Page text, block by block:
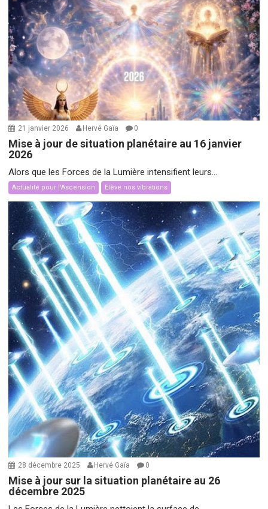
21 janvier 2026 Hervé Gaïa 0
Mise à jour de situation planétaire au 16 janvier
2026
Alors que les Forces de la Lumière intensifient leurs...
Actualité pour l'Ascension Elève nos vibrations
28 décembre 2025 Hervé Gaïa 0
Mise à jour sur la situation planétaire au 26
décembre 2025